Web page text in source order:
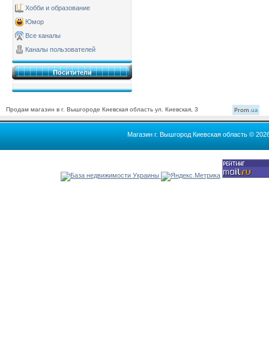
Хобби и образование
Юмор
Все каналы
Каналы пользователей
Поситители
Продам магазин в г. Вышгороде Киевская область ул. Киевская, 3 Prom.ua
Магазин г. Вышгород Киевская область ©